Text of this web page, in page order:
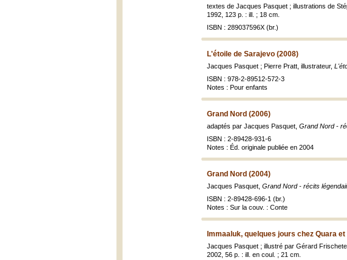
textes de Jacques Pasquet ; illustrations de
1992, 123 p. : ill. ; 18 cm.
ISBN : 289037596X (br.)
L'étoile de Sarajevo (2008)
Jacques Pasquet ; Pierre Pratt, illustrateur,
ISBN : 978-2-89512-572-3
Notes : Pour enfants
Grand Nord (2006)
adaptés par Jacques Pasquet, Grand Nord -
ISBN : 2-89428-931-6
Notes : Éd. originale publiée en 2004
Grand Nord (2004)
Jacques Pasquet, Grand Nord - récits
ISBN : 2-89428-696-1 (br.)
Notes : Sur la couv. : Conte
Immaaluk, quelques jours chez Quara
Jacques Pasquet ; illustré par Gérard
2002, 56 p. : ill. en coul. ; 21 cm.